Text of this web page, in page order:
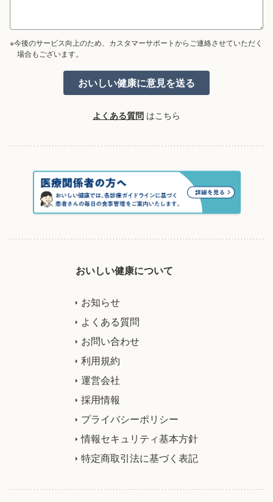
※今後のサービス向上のため、カスタマーサポートからご連絡させていただく
場合もございます。
よくある質問 はこちら
おいしい健康について
お知らせ
よくある質問
お問い合わせ
利用規約
運営会社
採用情報
プライバシーポリシー
情報セキュリティ基本方針
特定商取引法に基づく表記